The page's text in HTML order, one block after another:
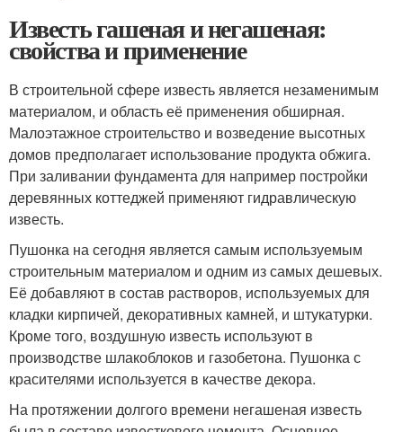
Известь гашеная и негашеная:
свойства и применение
В строительной сфере известь является незаменимым
материалом, и область её применения обширная.
Малоэтажное строительство и возведение высотных
домов предполагает использование продукта обжига.
При заливании фундамента для например постройки
деревянных коттеджей применяют гидравлическую
известь.
Пушонка на сегодня является самым используемым
строительным материалом и одним из самых дешевых.
Её добавляют в состав растворов, используемых для
кладки кирпичей, декоративных камней, и штукатурки.
Кроме того, воздушную известь используют в
производстве шлакоблоков и газобетона. Пушонка с
красителями используется в качестве декора.
На протяжении долгого времени негашеная известь